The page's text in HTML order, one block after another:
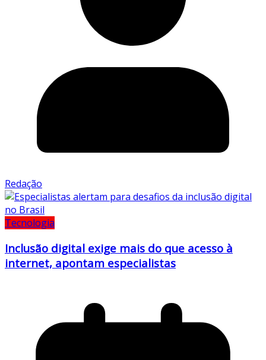
Redação
Tecnologia
Inclusão digital exige mais do que acesso à
internet, apontam especialistas